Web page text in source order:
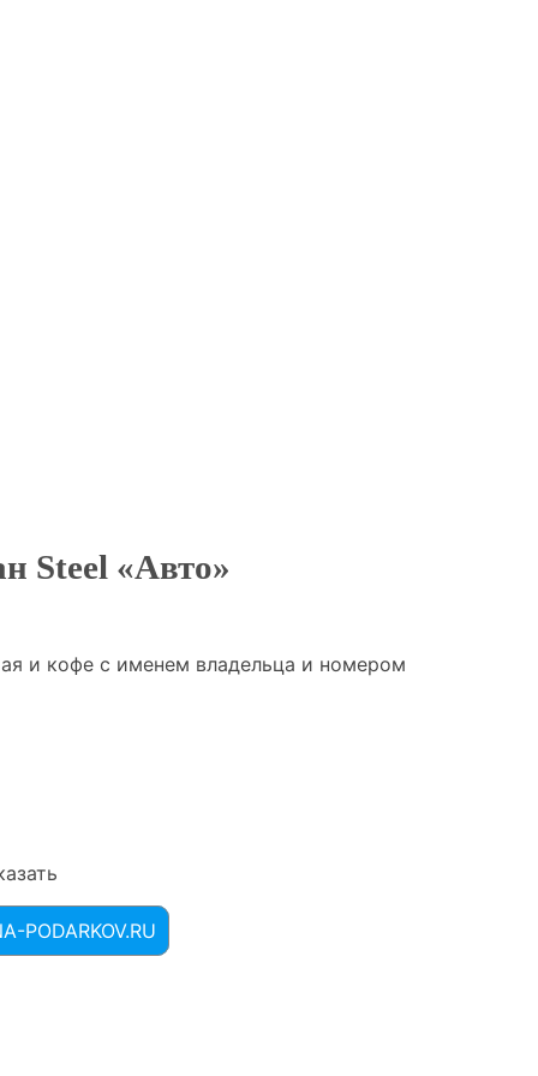
Steel «Авто»
и кофе с именем владельца и номером
PODARKOV.RU